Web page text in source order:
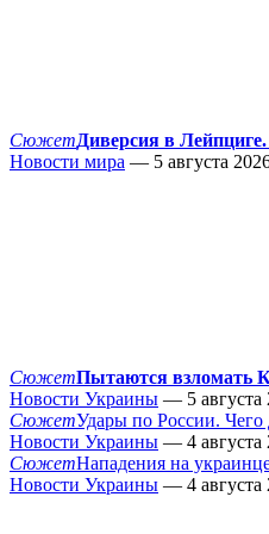
СюжетДиверсия в
Новости мира — 5 августа
СюжетПытаются взломать
Новости Украины — 5 августа
СюжетУдары по России. Чего
Новости Украины — 4 августа
СюжетНападения на
Новости Украины — 4 августа